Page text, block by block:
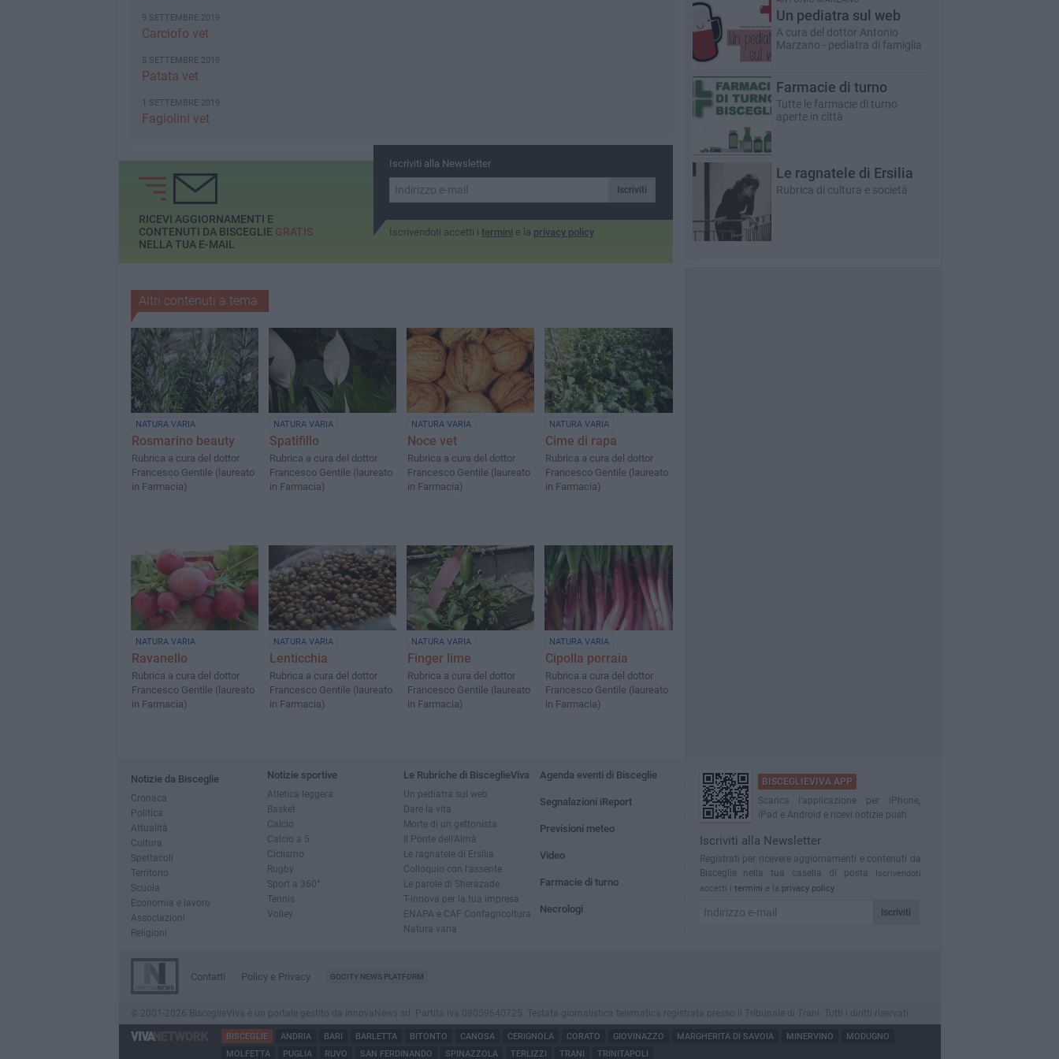
9 SETTEMBRE 2019
Carciofo vet
5 SETTEMBRE 2019
Patata vet
1 SETTEMBRE 2019
Fagiolini vet
Iscriviti alla Newsletter
Iscriviti
Iscrivendoti accetti i termini e la privacy policy
RICEVI AGGIORNAMENTI E
CONTENUTI DA BISCEGLIE GRATIS
NELLA TUA E-MAIL
Altri contenuti a tema
NATURA VARIA
Rosmarino beauty
Rubrica a cura del dottor
Francesco Gentile (laureato
in Farmacia)
NATURA VARIA
Spatifillo
Rubrica a cura del dottor
Francesco Gentile (laureato
in Farmacia)
NATURA VARIA
Noce vet
Rubrica a cura del dottor
Francesco Gentile (laureato
in Farmacia)
NATURA VARIA
Cime di rapa
Rubrica a cura del dottor
Francesco Gentile (laureato
in Farmacia)
NATURA VARIA
Ravanello
Rubrica a cura del dottor
Francesco Gentile (laureato
in Farmacia)
NATURA VARIA
Lenticchia
Rubrica a cura del dottor
Francesco Gentile (laureato
in Farmacia)
NATURA VARIA
Finger lime
Rubrica a cura del dottor
Francesco Gentile (laureato
in Farmacia)
NATURA VARIA
Cipolla porraia
Rubrica a cura del dottor
Francesco Gentile (laureato
in Farmacia)
Un pediatra sul web
A cura del dottor Antonio
Marzano - pediatra di famiglia
Farmacie di turno
Tutte le farmacie di turno
aperte in città
Le ragnatele di Ersilia
Rubrica di cultura e società
Notizie da Bisceglie
Cronaca
Politica
Attualità
Cultura
Spettacoli
Territorio
Scuola
Economia e lavoro
Associazioni
Religioni
Notizie sportive
Atletica leggera
Basket
Calcio
Calcio a 5
Ciclismo
Rugby
Sport a 360°
Tennis
Volley
Le Rubriche di BisceglieViva
Un pediatra sul web
Dare la vita
Morte di un gettonista
Il Ponte dell'Almà
Le ragnatele di Ersilia
Colloquio con l'assente
Le parole di Sherazade
T-innova per la tua impresa
ENAPA e CAF Confagricoltura
Natura varia
Agenda eventi di Bisceglie
Segnalazioni iReport
Previsioni meteo
Video
Farmacie di turno
Necrologi
BISCEGLIEVIVA APP
Scarica l'applicazione per iPhone,
iPad e Android e ricevi notizie push
Iscriviti alla Newsletter
Registrati per ricevere aggiornamenti e contenuti da
Bisceglie nella tua casella di posta
Iscrivendoti
accetti i termini e la privacy policy
Iscriviti
Contatti Policy e Privacy GOCITY NEWS PLATFORM
© 2001-2026 BisceglieViva è un portale gestito da InnovaNews srl. Partita iva 08059640725. Testata giornalistica telematica registrata presso il Tribunale di Trani. Tutti i diritti riservati.
BISCEGLIE ANDRIA BARI BARLETTA BITONTO CANOSA CERIGNOLA CORATO GIOVINAZZO MARGHERITA DI SAVOIA MINERVINO
MODUGNO
MOLFETTA
PUGLIA RUVO SAN FERDINANDO SPINAZZOLA TERLIZZI TRANI TRINITAPOLI